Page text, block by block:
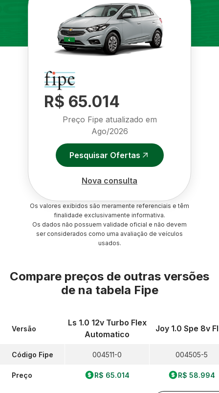
R$ 65.014
Preço Fipe atualizado em
Ago/2026
Pesquisar Ofertas
Nova consulta
Os valores exibidos são meramente referenciais e têm
finalidade exclusivamente informativa.
Os dados não possuem validade oficial e não devem
ser considerados como uma avaliação de veículos
usados.
Compare preços de outras versões
de na tabela Fipe
Versão
Código Fipe
Preço
Ls 1.0 12v Turbo Flex
Automatico
004511-0
R$ 65.014
Joy 1.0 Spe 8v
004505-5
R$ 58.994